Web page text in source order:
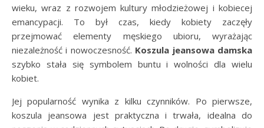
wieku, wraz z rozwojem kultury młodzieżowej i kobiecej
emancypacji. To był czas, kiedy kobiety zaczęły
przejmować elementy męskiego ubioru, wyrażając
niezależność i nowoczesność. Koszula jeansowa damska
szybko stała się symbolem buntu i wolności dla wielu
kobiet.
Jej popularność wynika z kilku czynników. Po pierwsze,
koszula jeansowa jest praktyczna i trwała, idealna do